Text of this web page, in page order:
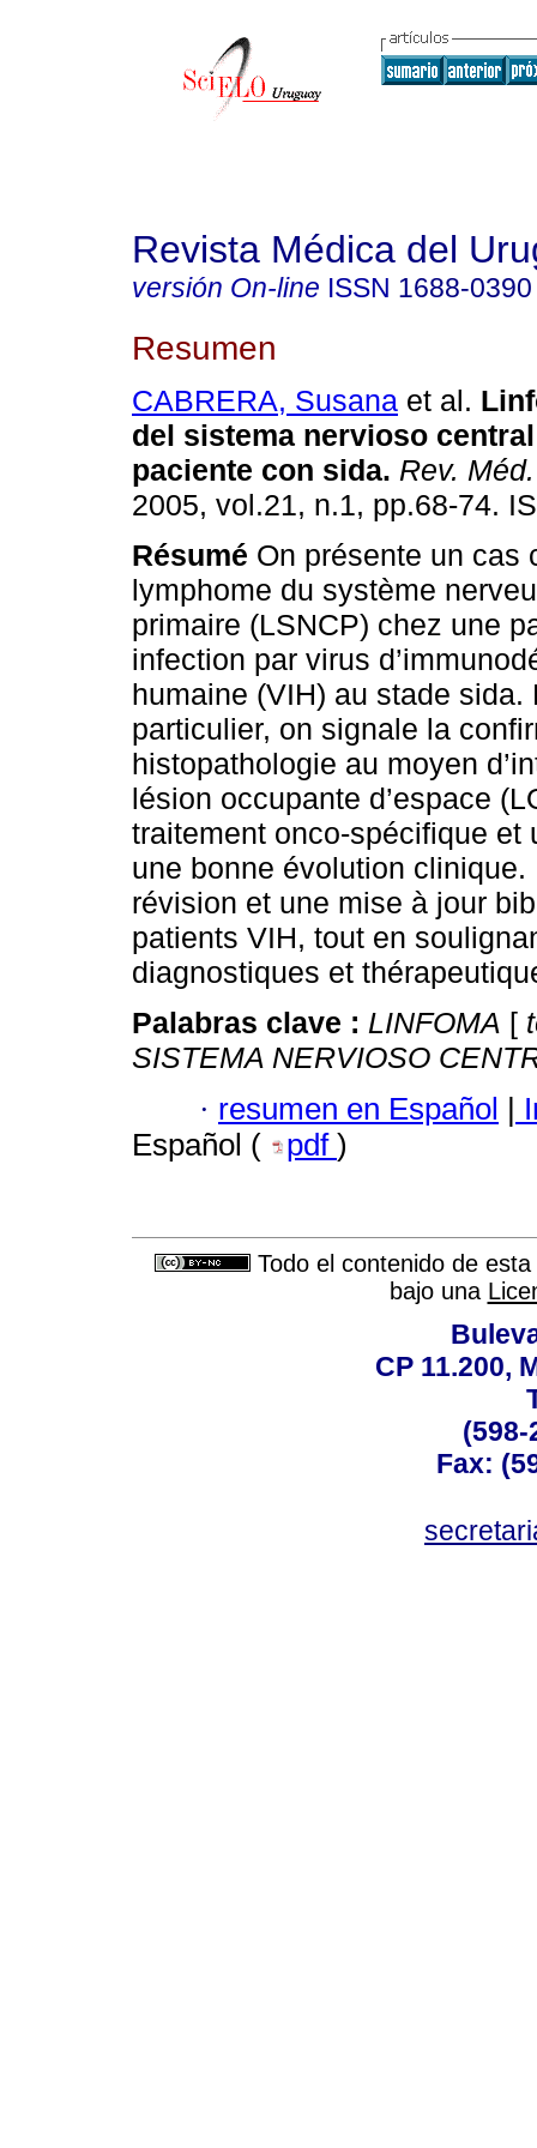
Revista Médica del
versión On-line ISSN 1688-0390
Resumen
CABRERA, Susana et al.
del sistema nervioso
paciente con sida. Rev.
2005, vol.21, n.1, pp.68-74.
Résumé On présente un cas
lymphome du système
primaire (LSNCP) chez une
infection par virus
humaine (VIH) au stade sida.
particulier, on signale la
histopathologie au moyen
lésion occupante d’espace
traitement onco-spécifique et
une bonne évolution
révision et une mise à jour
patients VIH, tout en
diagnostiques et
Palabras clave : LINFOMA [
SISTEMA NERVIOSO
· resumen en Español |
Español (
pdf )
Todo el contenido de
bajo una
CP 11.200,
(598-
Fax: